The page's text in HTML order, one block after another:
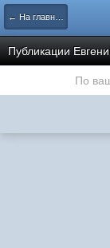
← На главную
Публикации
По